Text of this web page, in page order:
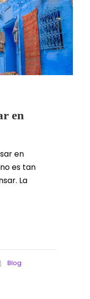
en
en
es tan
La
Blog